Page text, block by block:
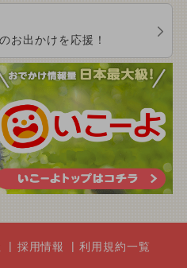
お出かけを応援！
採用情報 利用規約一覧